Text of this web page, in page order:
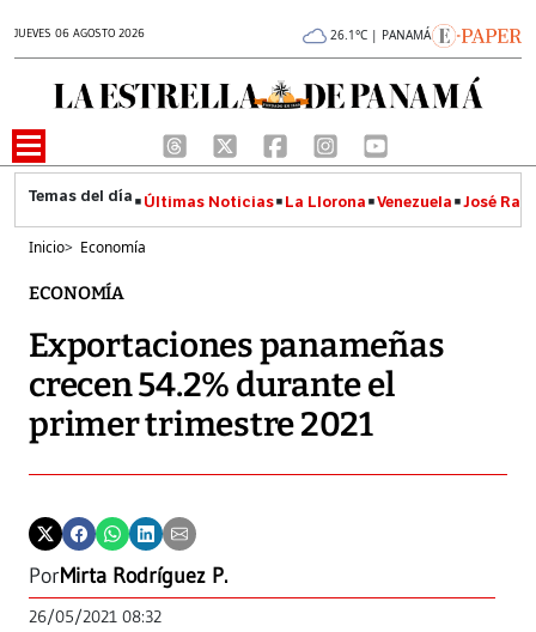
JUEVES 06 AGOSTO 2026 26.1°C | PANAMÁ
Últimas Noticias La Llorona Venezuela José
Inicio> Economía
ECONOMÍA
Exportaciones panameñas
crecen 54.2% durante el
primer trimestre 2021
PorMirta Rodríguez P.
26/05/2021 08:32